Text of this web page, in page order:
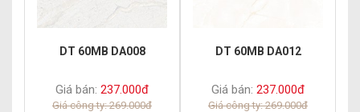
DT 60MB DA008
Giá bán: 237.000đ
Giá công ty: 269.000đ
DT 60MB DA012
Giá bán: 237.000đ
Giá công ty: 269.000đ